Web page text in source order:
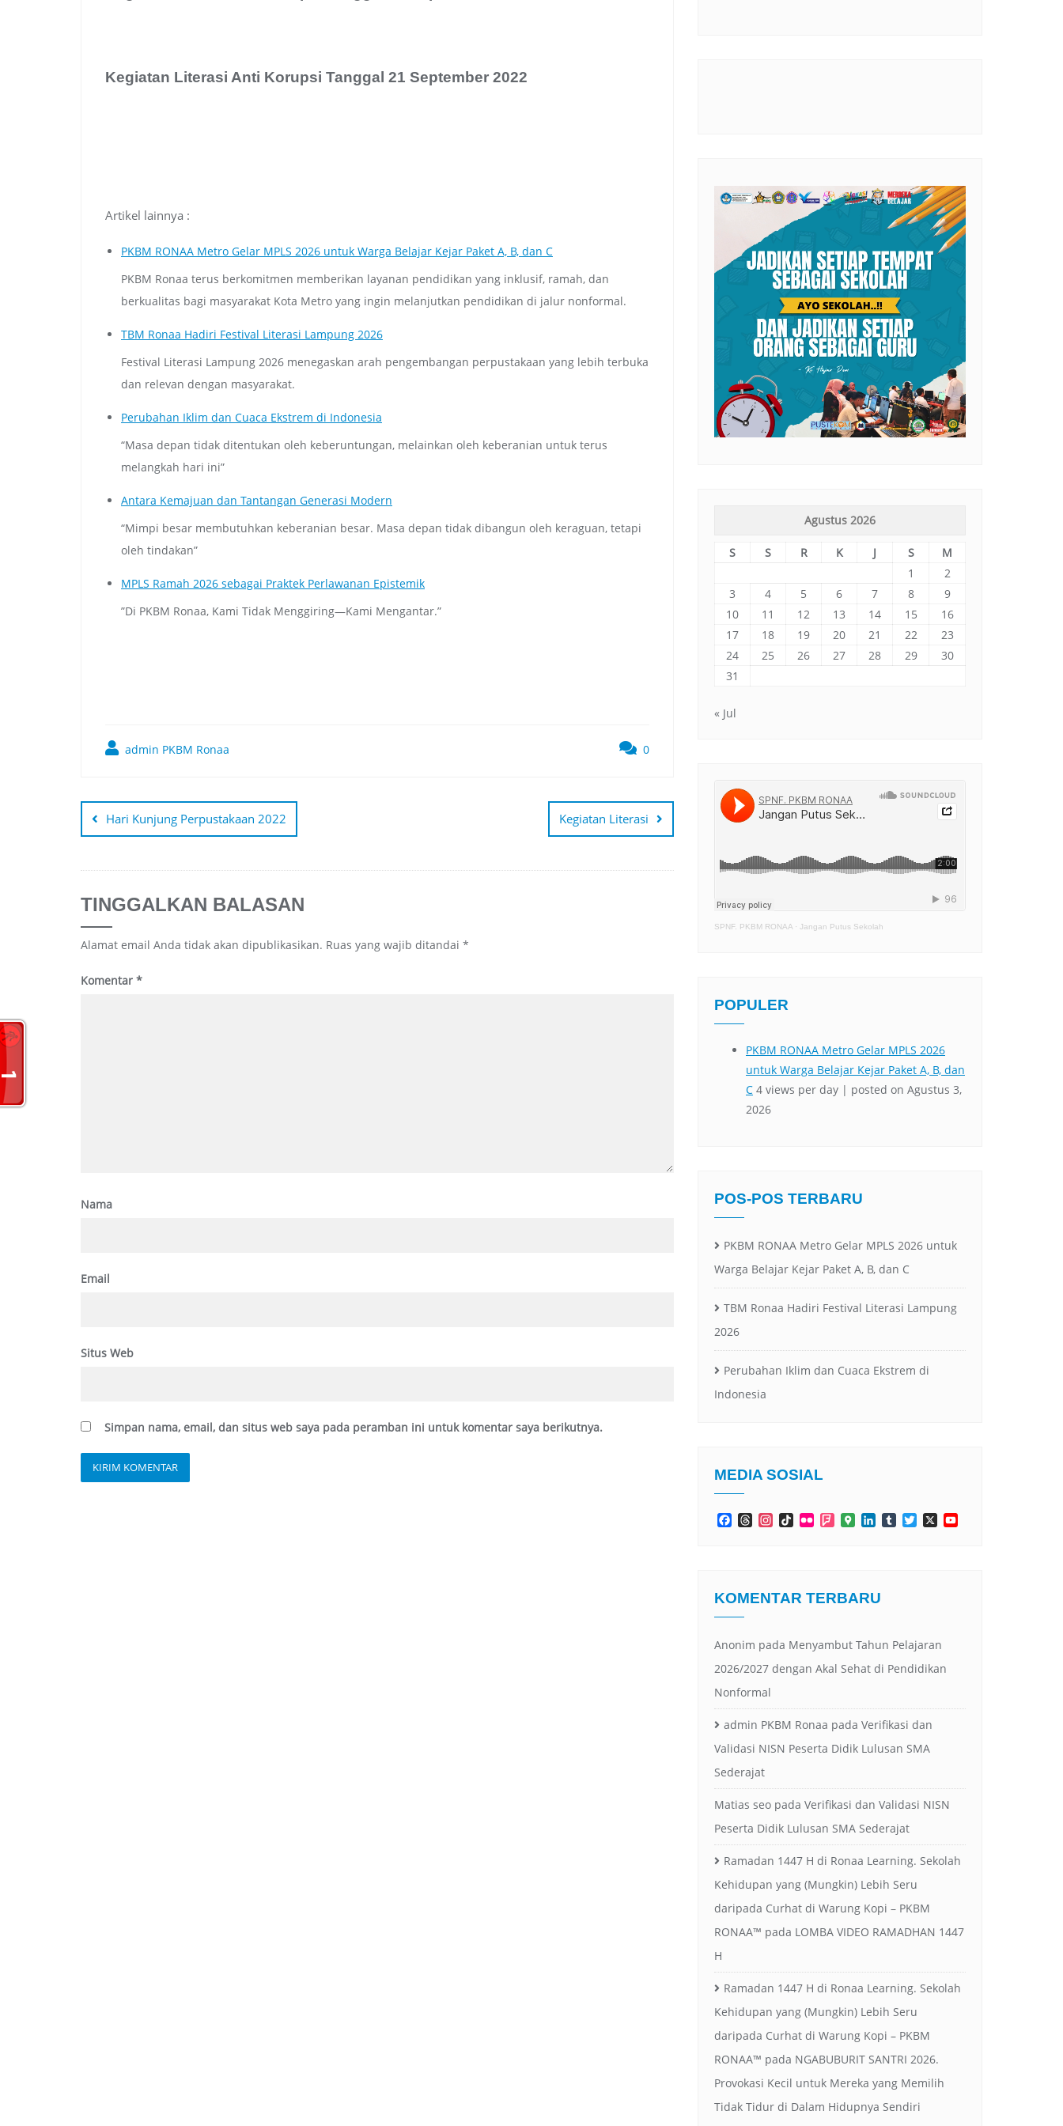
Kegiatan Literasi Anti Korupsi Tanggal 21 September 2022
Artikel lainnya :
PKBM RONAA Metro Gelar MPLS 2026 untuk Warga Belajar Kejar Paket A, B, dan C
PKBM Ronaa terus berkomitmen memberikan layanan pendidikan yang inklusif, ramah, dan
berkualitas bagi masyarakat Kota Metro yang ingin melanjutkan pendidikan di jalur nonformal.
TBM Ronaa Hadiri Festival Literasi Lampung 2026
Festival Literasi Lampung 2026 menegaskan arah pengembangan perpustakaan yang lebih terbuka
dan relevan dengan masyarakat.
Perubahan Iklim dan Cuaca Ekstrem di Indonesia
“Masa depan tidak ditentukan oleh keberuntungan, melainkan oleh keberanian untuk terus
melangkah hari ini”
Antara Kemajuan dan Tantangan Generasi Modern
“Mimpi besar membutuhkan keberanian besar. Masa depan tidak dibangun oleh keraguan, tetapi
oleh tindakan”
MPLS Ramah 2026 sebagai Praktek Perlawanan Epistemik
”Di PKBM Ronaa, Kami Tidak Menggiring—Kami Mengantar.”
admin PKBM Ronaa 0
Navigasi
pos
Hari Kunjung Perpustakaan 2022 Kegiatan Literasi
TINGGALKAN BALASAN
Alamat email Anda tidak akan dipublikasikan. Ruas yang wajib ditandai *
Komentar *
Nama
Email
Situs Web
Simpan nama, email, dan situs web saya pada peramban ini untuk komentar saya berikutnya.
Agustus 2026
S S R K J S
M
1
2
3
4 5 6 7 8
9
10
11 12 13 14 15
16
17
18 19 20 21 22
23
24
25 26 27 28 29
30
31
« Jul
SPNF. PKBM RONAA · Jangan Putus Sekolah
POPULER
POS-POS TERBARU
PKBM RONAA Metro Gelar MPLS 2026 untuk
Warga Belajar Kejar Paket A, B, dan C
TBM Ronaa Hadiri Festival Literasi Lampung
2026
Perubahan Iklim dan Cuaca Ekstrem di
Indonesia
MEDIA SOSIAL
Facebook
ThreadsInstagram
TikTokFlickrFoursquare
GoogleLinkedIn
TumblrTwitter
X
KOMENTAR TERBARU
Anonim pada Menyambut Tahun Pelajaran
2026/2027 dengan Akal Sehat di Pendidikan
Nonformal
admin PKBM Ronaa pada Verifikasi dan
Validasi NISN Peserta Didik Lulusan SMA
Sederajat
Matias seo pada Verifikasi dan Validasi NISN
Peserta Didik Lulusan SMA Sederajat
Ramadan 1447 H di Ronaa Learning. Sekolah
Kehidupan yang (Mungkin) Lebih Seru
daripada Curhat di Warung Kopi – PKBM
RONAA™ pada LOMBA VIDEO RAMADHAN 1447
H
Ramadan 1447 H di Ronaa Learning. Sekolah
Kehidupan yang (Mungkin) Lebih Seru
daripada Curhat di Warung Kopi – PKBM
RONAA™ pada NGABUBURIT SANTRI 2026.
Provokasi Kecil untuk Mereka yang Memilih
Tidak Tidur di Dalam Hidupnya Sendiri